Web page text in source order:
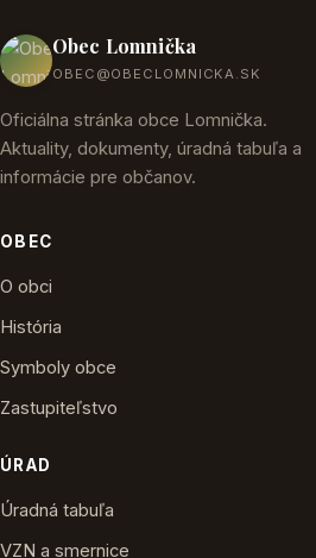
Obec Lomnička
OBEC@OBECLOMNICKA.SK
Oficiálna stránka obce Lomnička.
Aktuality, dokumenty, úradná tabuľa a
informácie pre občanov.
OBEC
O obci
História
Symboly obce
Zastupiteľstvo
ÚRAD
Úradná tabuľa
VZN a smernice